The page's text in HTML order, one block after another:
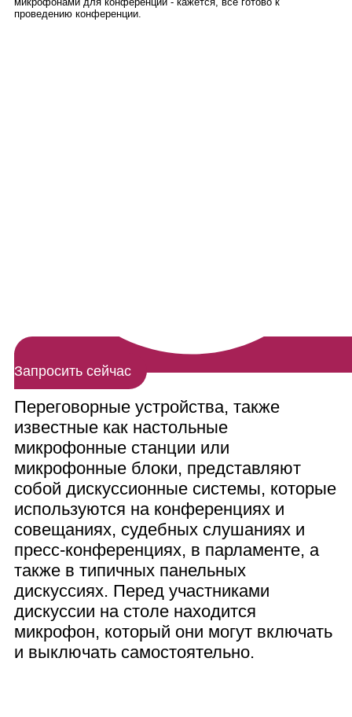
Запросить сейчас
Переговорные устройства, также
известные как настольные
микрофонные станции или
микрофонные блоки, представляют
собой дискуссионные системы, которые
используются на конференциях и
совещаниях, судебных слушаниях и
пресс-конференциях, в парламенте, а
также в типичных панельных
дискуссиях. Перед участниками
дискуссии на столе находится
микрофон, который они могут включать
и выключать самостоятельно.